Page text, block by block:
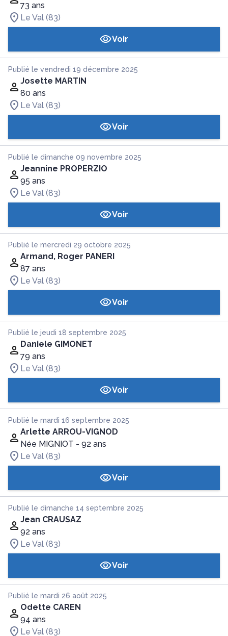
73 ans
Le Val (83)
Voir
Publié le vendredi 19 décembre 2025
Josette MARTIN
80 ans
Le Val (83)
Voir
Publié le dimanche 09 novembre 2025
Jeannine PROPERZIO
95 ans
Le Val (83)
Voir
Publié le mercredi 29 octobre 2025
Armand, Roger PANERI
87 ans
Le Val (83)
Voir
Publié le jeudi 18 septembre 2025
Daniele GIMONET
79 ans
Le Val (83)
Voir
Publié le mardi 16 septembre 2025
Arlette ARROU-VIGNOD
Née MIGNIOT - 92 ans
Le Val (83)
Voir
Publié le dimanche 14 septembre 2025
Jean CRAUSAZ
92 ans
Le Val (83)
Voir
Publié le mardi 26 août 2025
Odette CAREN
94 ans
Le Val (83)